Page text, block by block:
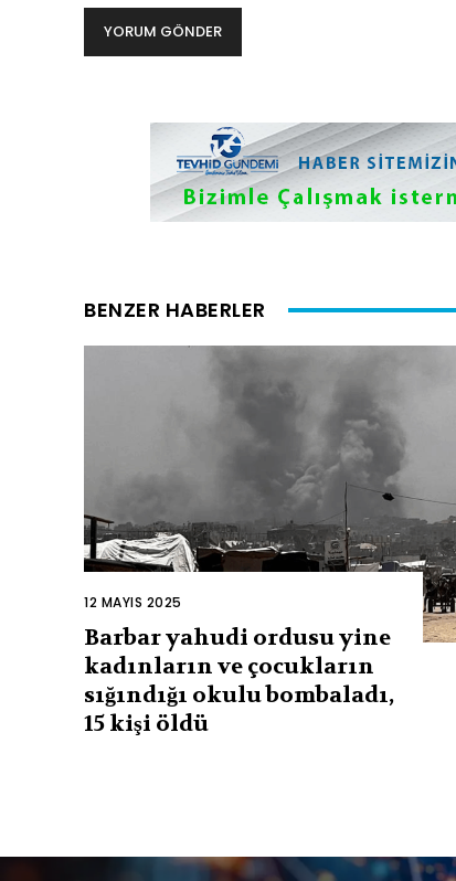
BENZER HABERLER
12 MAYIS 2025
Barbar yahudi ordusu yine
kadınların ve çocukların
sığındığı okulu bombaladı,
15 kişi öldü